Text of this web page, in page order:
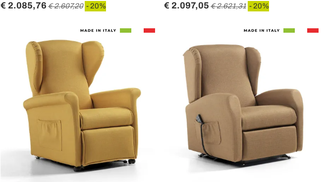
€ 2.085,76 € 2.607,20 - 20% € 2.097,05 € 2.621,31 - 20%